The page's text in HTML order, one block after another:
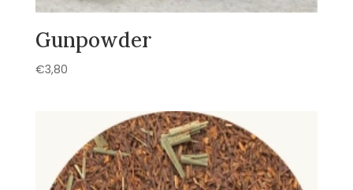
Gunpowder
€3,80